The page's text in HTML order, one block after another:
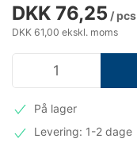
DKK 76,25 / pcs
DKK 61,00 ekskl. moms
På lager
Levering: 1-2 dage